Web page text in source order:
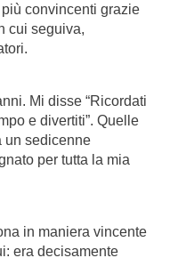
convincenti grazie
cui seguiva,
Mi disse “Ricordati
e divertiti”. Quelle
un sedicenne
per tutta la mia
in maniera vincente
era decisamente